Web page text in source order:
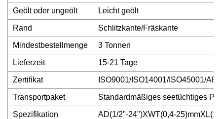
Geölt oder ungeölt Leicht geölt
Rand Schlitzkante/Fräskante
Mindestbestellmenge 3 Tonnen
Lieferzeit 15-21 Tage
Zertifikat ISO9001/ISO14001/ISO45001/
Transportpaket Standardmäßiges seetüchtiges
Spezifikation AD(1/2"-24")XWT(0,4-